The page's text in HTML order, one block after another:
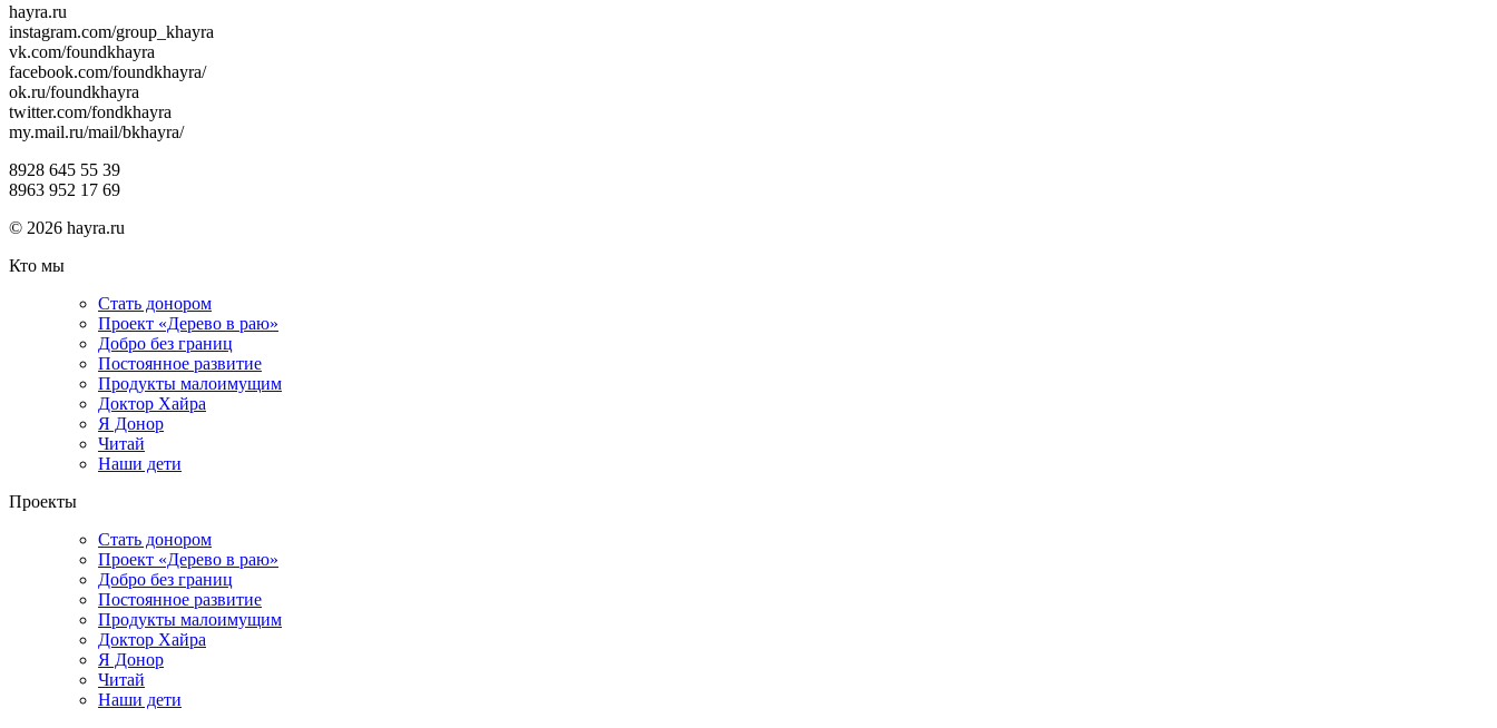
hayra.ru
instagram.com/group_khayra
vk.com/foundkhayra
facebook.com/foundkhayra/
ok.ru/foundkhayra
twitter.com/fondkhayra
my.mail.ru/mail/bkhayra/
8928 645 55 39
8963 952 17 69
© 2026 hayra.ru
Кто мы
Стать донором
Проект «Дерево в раю»
Добро без границ
Постоянное развитие
Продукты малоимущим
Доктор Хайра
Я Донор
Читай
Наши дети
Проекты
Стать донором
Проект «Дерево в раю»
Добро без границ
Постоянное развитие
Продукты малоимущим
Доктор Хайра
Я Донор
Читай
Наши дети